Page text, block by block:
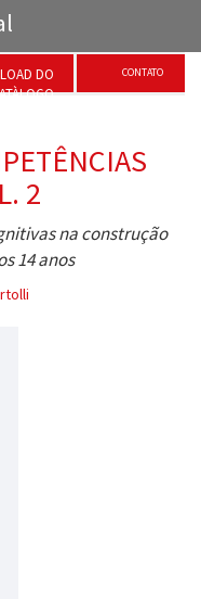
DO
CONTATO
2
na construção
14 anos